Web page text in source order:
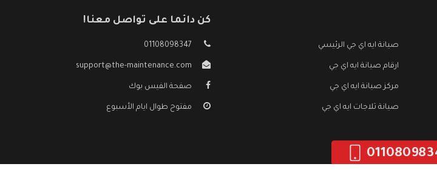
صيانة ايه اي جي الرئيسي
ارقام صيانة ايه اي جي
مركز صيانة ايه اي جي
صيانة ثلاجات ايه اي جي
كن دائما على تواصل معنا!
01108098347
support@the-maintenance.com
صفحة الفيس بوك
مفتوح طوال ايام الأسبوع